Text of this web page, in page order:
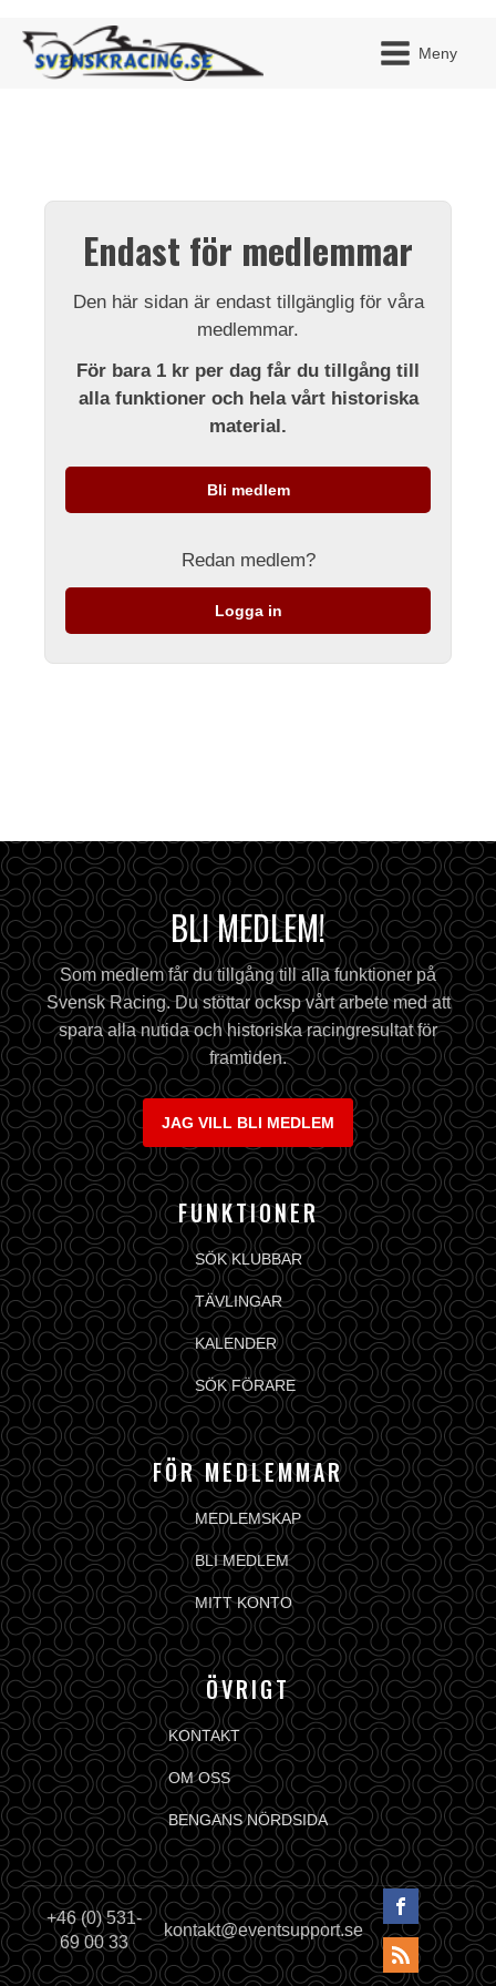
Meny
Endast för medlemmar
Den här sidan är endast tillgänglig för våra
medlemmar.
För bara 1 kr per dag får du tillgång till
alla funktioner och hela vårt historiska
material.
Bli medlem
Redan medlem?
Logga in
BLI MEDLEM!
Som medlem får du tillgång till alla funktioner på
Svensk Racing. Du stöttar ocksp vårt arbete med att
spara alla nutida och historiska racingresultat för
framtiden.
JAG VILL BLI MEDLEM
FUNKTIONER
SÖK KLUBBAR
TÄVLINGAR
KALENDER
SÖK FÖRARE
FÖR MEDLEMMAR
MEDLEMSKAP
BLI MEDLEM
MITT KONTO
ÖVRIGT
KONTAKT
OM OSS
BENGANS NÖRDSIDA
+46 (0) 531-
69 00 33
kontakt@eventsupport.se